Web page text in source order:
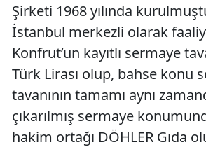
Şirketi 1968 yılında
İstanbul merkezli olarak
Konfrut’un kayıtlı sermaye
Türk Lirası olup, bahse konu
tavanının tamamı aynı
çıkarılmış sermaye
hakim ortağı DÖHLER Gıda